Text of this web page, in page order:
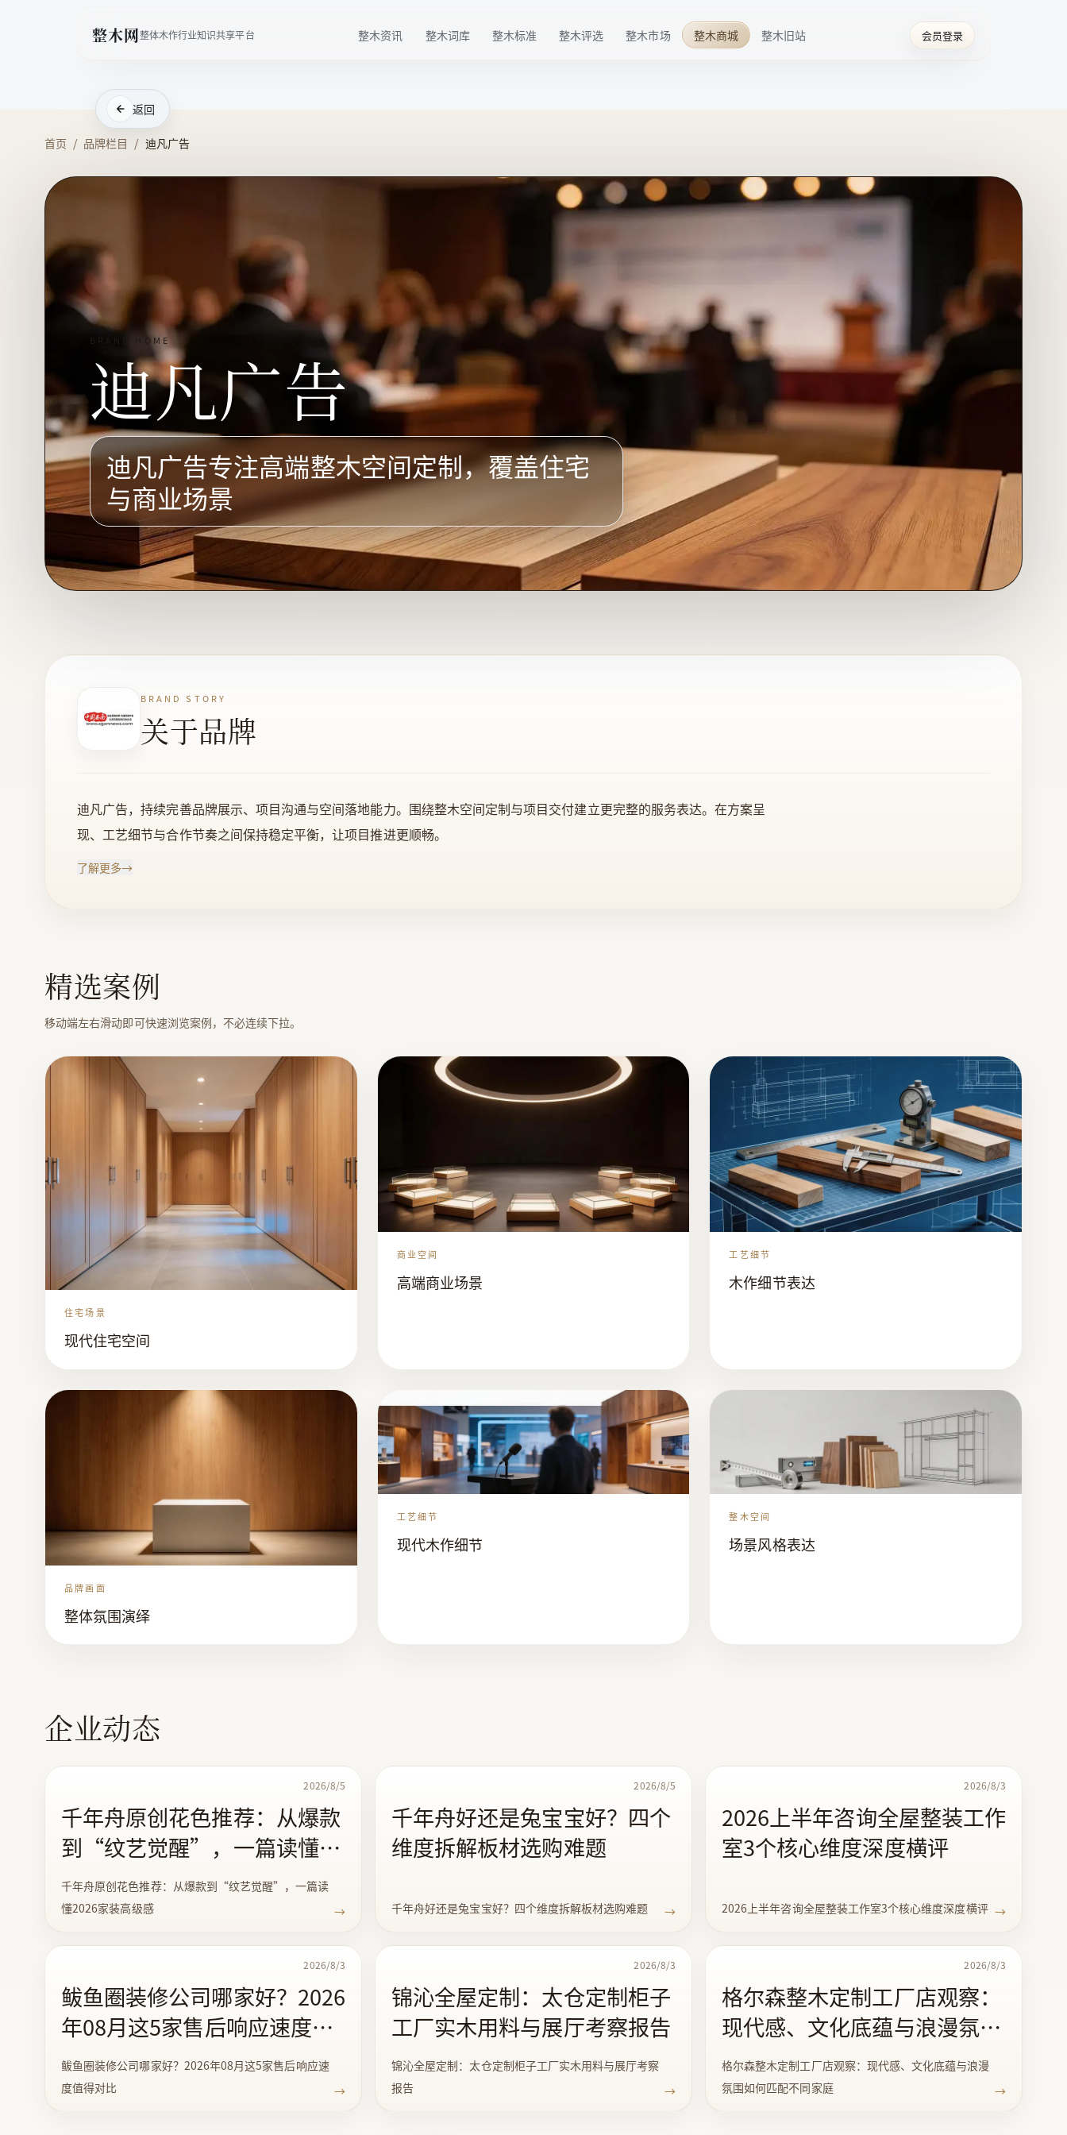
整木网整体木作行业知识共享平台 整木资讯 整木词库 整木标准 整木评选 整木市场 整木商城 整木旧站 会员登录
返回
首页 / 品牌栏目 / 迪凡广告
BRAND HOME
迪凡广告
迪凡广告专注高端整木空间定制，覆盖住宅
与商业场景
BRAND STORY
关于品牌
迪凡广告，持续完善品牌展示、项目沟通与空间落地能力。围绕整木空间定制与项目交付建立更完整的服务表达。在方案呈
现、工艺细节与合作节奏之间保持稳定平衡，让项目推进更顺畅。
了解更多→
精选案例
移动端左右滑动即可快速浏览案例，不必连续下拉。
住宅场景
现代住宅空间
商业空间
高端商业场景
工艺细节
木作细节表达
品牌画面
整体氛围演绎
工艺细节
现代木作细节
整木空间
场景风格表达
企业动态
2026/8/5
千年舟原创花色推荐：从爆款
到“纹艺觉醒”，一篇读懂
2026家装高级感
千年舟原创花色推荐：从爆款到“纹艺觉醒”，一篇读
懂2026家装高级感
→
2026/8/5
千年舟好还是兔宝宝好？四个
维度拆解板材选购难题
千年舟好还是兔宝宝好？四个维度拆解板材选购难题 →
2026/8/3
2026上半年咨询全屋整装工作
室3个核心维度深度横评
2026上半年咨询全屋整装工作室3个核心维度深度横评 →
2026/8/3
鲅鱼圈装修公司哪家好？2026
年08月这5家售后响应速度值
得对比
鲅鱼圈装修公司哪家好？2026年08月这5家售后响应速
度值得对比
→
2026/8/3
锦沁全屋定制：太仓定制柜子
工厂实木用料与展厅考察报告
锦沁全屋定制：太仓定制柜子工厂实木用料与展厅考察
报告
→
2026/8/3
格尔森整木定制工厂店观察：
现代感、文化底蕴与浪漫氛围
如何匹配不同家庭
格尔森整木定制工厂店观察：现代感、文化底蕴与浪漫
氛围如何匹配不同家庭
→